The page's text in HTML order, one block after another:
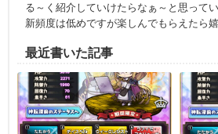
る～く紹介していけたらなぁ～と思って
新頻度は低めですが楽しんでもらえたら
最近書いた記事